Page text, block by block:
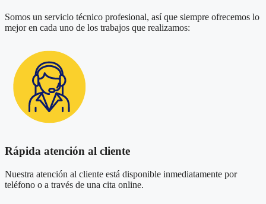
Somos un servicio técnico profesional, así que siempre ofrecemos lo
mejor en cada uno de los trabajos que realizamos:
Rápida atención al cliente
Nuestra atención al cliente está disponible inmediatamente por
teléfono o a través de una cita online.